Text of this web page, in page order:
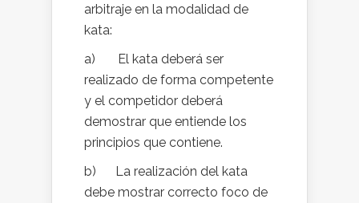
arbitraje en la modalidad de
kata:
a) El kata deberá ser
realizado de forma competente
y el competidor deberá
demostrar que entiende los
principios que contiene.
b) La realización del kata
debe mostrar correcto foco de